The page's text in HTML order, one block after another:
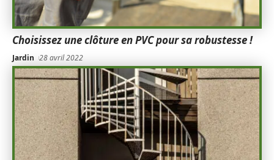
Choisissez une clôture en PVC pour sa robustesse !
Jardin 28 avril 2022